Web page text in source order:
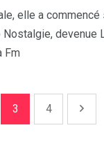
elle a commencé
devenue
Fm
3 4